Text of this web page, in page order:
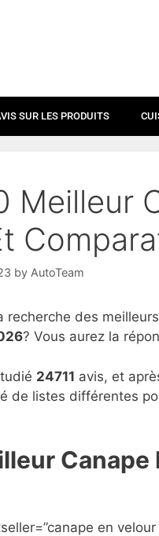
SUR LES PRODUITS
Meilleur
by AutoTeam
recherche des
? Vous aurez la
24711 avis, et
de listes différentes
Canape
en velour